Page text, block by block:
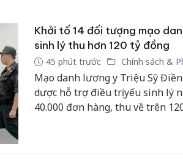
Khởi tố 14 đối tượng mạo
sinh lý thu hơn 120 tỷ đồng
45 phút trước Chính sách &
Mạo danh lương y Triệu Sỹ
dược hỗ trợ điều trị yếu sinh lý
40.000 đơn hàng, thu về trên